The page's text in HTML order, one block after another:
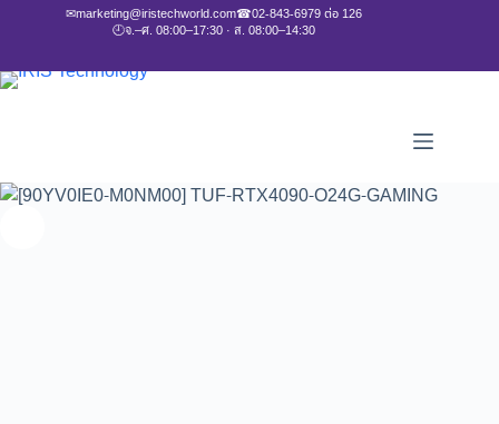
✉marketing@iristechworld.com☎02-843-6979 ต่อ 126
🕘จ.–ศ. 08:00–17:30 · ส. 08:00–14:30